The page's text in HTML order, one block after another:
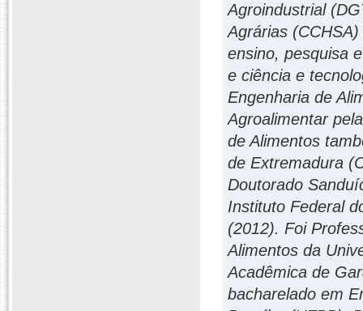
Agroindustrial
Agrárias
ensino, pesquisa
e ciência e
Engenharia de
Agroalimentar
de Alimentos
de Extremadura
Doutorado
Instituto Federal
(2012). Foi
Alimentos da
Acadêmica de
bacharelado em